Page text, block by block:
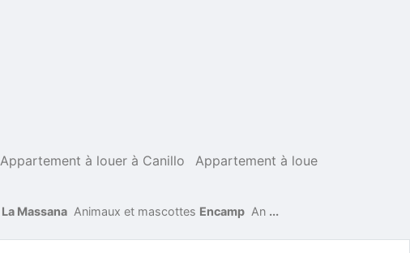
Appartement à louer à Canillo
Appartement à loue
La Massana Animaux et mascottes Encamp An ...